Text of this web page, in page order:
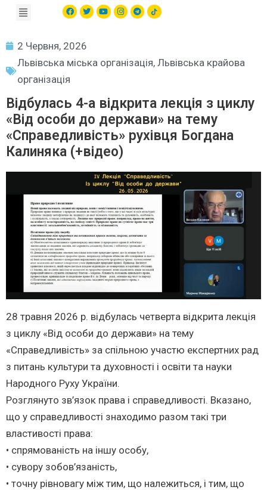
2 Червня, 2026
Львівська міська організація, Львівська крайова
організація
Відбулась 4-а відкрита лекція з циклу
«Від особи до держави» на тему
«Справедливість» рухівця Богдана
Калиняка (+відео)
28 травня 2026 р. відбулась четверта відкрита лекція
з циклу «Від особи до держави» на тему
«Справедливість» за спільною участю експертних рад
з питань культури та духовності і освіти та науки
Народного Руху України.
Розглянуто зв’язок права і справедливості. Вказано,
що у справедливості знаходимо разом такі три
властивості права:
• спрямованість на іншу особу,
• сувору зобов’язаність,
• точну рівновагу між тим, що належиться, і тим, що